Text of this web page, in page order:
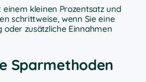
einem kleinen Prozentsatz und
schrittweise, wenn Sie eine
oder zusätzliche Einnahmen
Sparmethoden